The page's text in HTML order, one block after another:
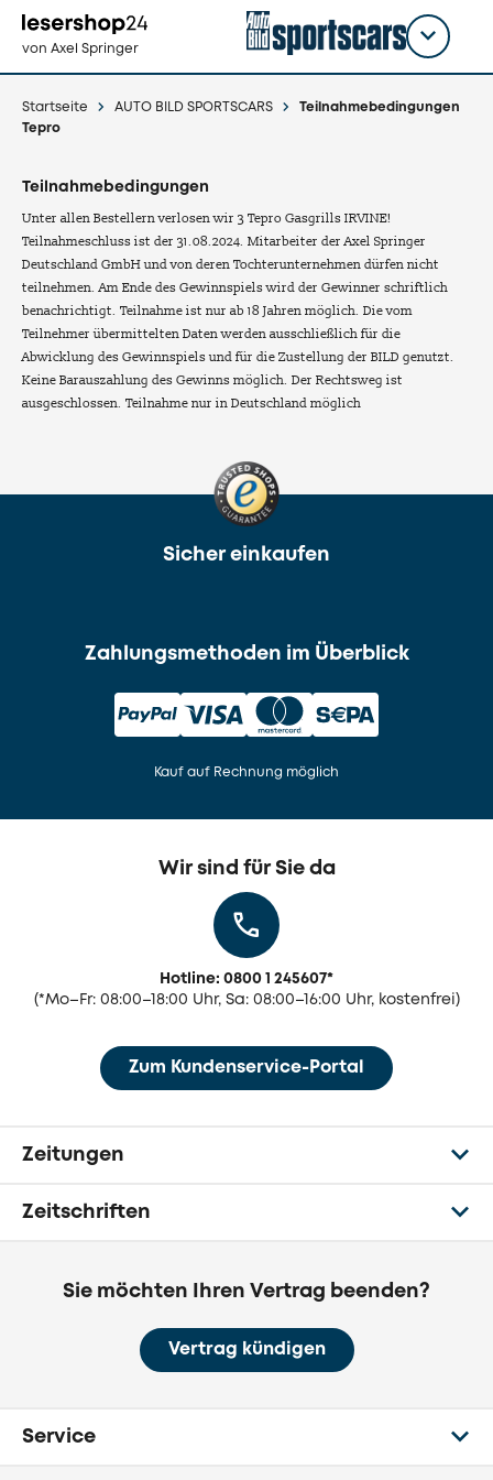
zum
Inhalt
von Axel Springer
Titel
Startseite AUTO BILD SPORTSCARS
Teilnahmebedingungen
Tepro
Teilnahmebedingungen
Unter allen Bestellern verlosen wir 3 Tepro Gasgrills IRVINE!
Teilnahmeschluss ist der 31.08.2024. Mitarbeiter der Axel Springer
Deutschland GmbH und von deren Tochterunternehmen dürfen nicht
teilnehmen. Am Ende des Gewinnspiels wird der Gewinner schriftlich
benachrichtigt. Teilnahme ist nur ab 18 Jahren möglich. Die vom
Teilnehmer übermittelten Daten werden ausschließlich für die
Abwicklung des Gewinnspiels und für die Zustellung der BILD genutzt.
Keine Barauszahlung des Gewinns möglich. Der Rechtsweg ist
ausgeschlossen. Teilnahme nur in Deutschland möglich
Zahlungsmethoden im Überblick
Kauf auf Rechnung möglich
Sicher einkaufen
Wir sind für Sie da
Hotline: 0800 1 245607*
(*Mo–Fr: 08:00–18:00 Uhr, Sa: 08:00–16:00 Uhr, kostenfrei)
Zum Kundenservice-Portal
Zeitungen
Zeitschriften
Sie möchten Ihren Vertrag beenden?
Vertrag kündigen
Service